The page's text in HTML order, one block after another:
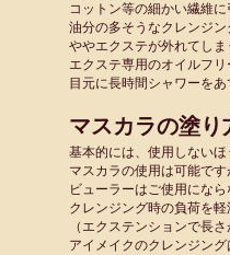
コットン等の細かい繊維
油分の多そうなクレンジ
ややエクステが外れてし
エクステ専用のオイルフ
目元に長時間シャワーをあ
マスカラの塗り
基本的には、使用しない
マスカラの使用は可能で
ビューラーはご使用にな
クレンジング時の負荷を
（エクステンションで長
アイメイクのクレンジング